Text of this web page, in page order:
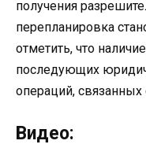
получения
перепланировка
отметить, что
последующих
операций,
Видео: